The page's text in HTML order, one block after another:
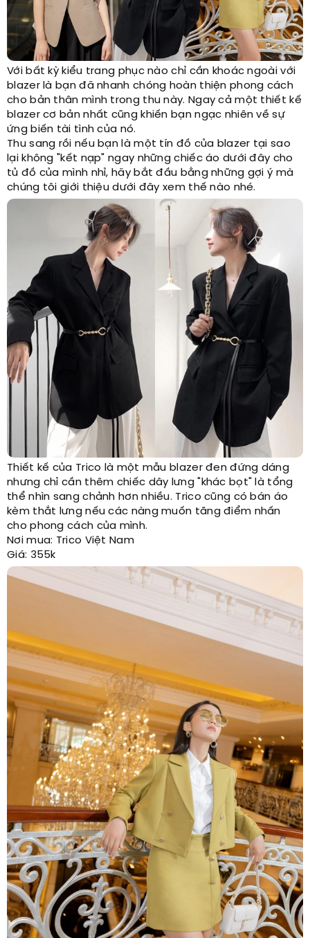
Với bất kỳ kiểu trang phục nào chỉ cần khoác ngoài với
blazer là bạn đã nhanh chóng hoàn thiện phong cách
cho bản thân mình trong thu này. Ngay cả một thiết kế
blazer cơ bản nhất cũng khiến bạn ngạc nhiên về sự
ứng biến tài tình của nó.
Thu sang rồi nếu bạn là một tín đồ của blazer tại sao
lại không "kết nạp" ngay những chiếc áo dưới đây cho
tủ đồ của mình nhỉ, hãy bắt đầu bằng những gợi ý mà
chúng tôi giới thiệu dưới đây xem thế nào nhé.
Thiết kế của Trico là một mẫu blazer đen đứng dáng
nhưng chỉ cần thêm chiếc dây lưng "khác bọt" là tổng
thể nhìn sang chảnh hơn nhiều. Trico cũng có bán áo
kèm thắt lưng nếu các nàng muốn tăng điểm nhấn
cho phong cách của mình.
Nơi mua: Trico Việt Nam
Giá: 355k